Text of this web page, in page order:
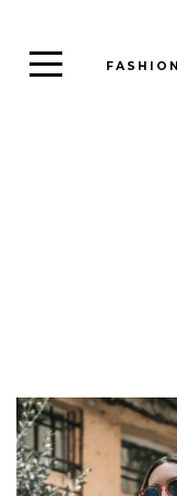
FASHION